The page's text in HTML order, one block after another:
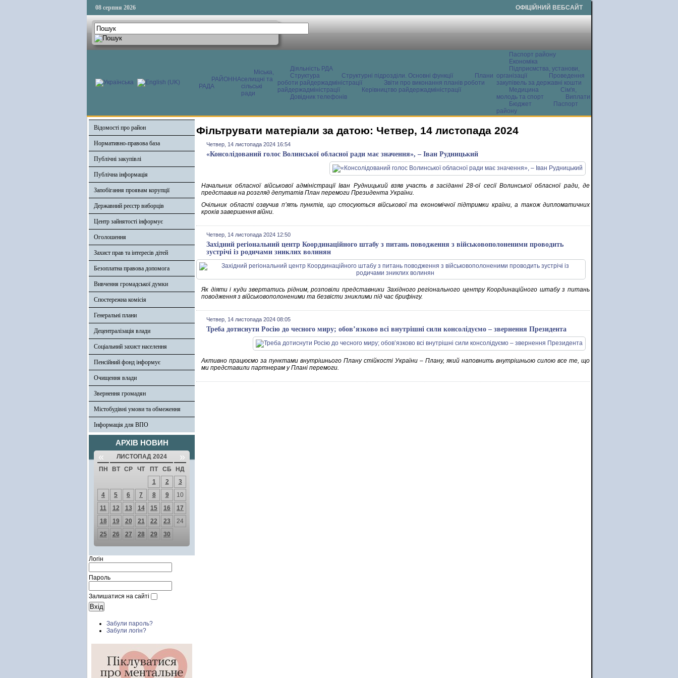
08 серпня 2026 ОФІЦІЙНИЙ ВЕБСАЙТ
РАЙОННА
РАДА
Міська,
селищні та
сільські
ради
Діяльність РДА
Структура
Структурні підрозділи. Основні функції
Плани
роботи райдержадміністрації
Звіти про виконання планів роботи
райдержадміністрації
Керівництво райдержадміністрації
Довідник телефонів
Паспорт району
Економіка
Підприємства, установи,
організації
Проведення
закупівель за державні кошти
Медицина
Сім'я,
молодь та спорт
Виплати
Бюджет
Паспорт
району
Відомості про район
Нормативно-правова база
Публічні закупівлі
Публічна інформація
Запобігання проявам корупції
Державний реєстр виборців
Центр зайнятості інформує
Оголошення
Захист прав та інтересів дітей
Безоплатна правова допомога
Вивчення громадської думки
Спостережна комісія
Генеральні плани
Децентралізація влади
Соціальний захист населення
Пенсійний фонд інформує
Очищення влади
Звернення громадян
Містобудівні умови та обмеження
Інформація для ВПО
АРХІВ НОВИН
« ЛИСТОПАД 2024 »
ПН ВТ СР ЧТ ПТ СБ
НД
1
2
3
4
5 6 7 8 9
10
11
12 13 14 15 16
17
18
19 20 21 22 23
24
25
26 27 28 29 30
Логін
Пароль
Залишатися на сайті
Забули пароль?
Забули логін?
Фільтрувати матеріали за датою: Четвер, 14 листопада 2024
Четвер, 14 листопада 2024 16:54
«Консолідований голос Волинської обласної ради має значення», – Іван Рудницький
Начальник обласної військової адміністрації Іван Рудницький взяв участь в засіданні 28-ої сесії Волинської обласної ради, де
представив на розгляд депутатів План перемоги Президента України.
Очільник області озвучив пʼять пунктів, що стосуються військової та економічної підтримки країни, а також дипломатичних
кроків завершення війни.
Четвер, 14 листопада 2024 12:50
Західний регіональний центр Координаційного штабу з питань поводження з військовополоненими проводить
зустрічі із родичами зниклих волинян
Як діяти і куди звертатись рідним, розповіли представники Західного регіонального центру Координаційного штабу з питань
поводження з військовополоненими та безвісти зниклими під час брифінгу.
Четвер, 14 листопада 2024 08:05
Треба дотиснути Росію до чесного миру; обов’язково всі внутрішні сили консолідуємо – звернення Президента
Активно працюємо за пунктами внутрішнього Плану стійкості України – Плану, який наповнить внутрішньою силою все те, що
ми представили партнерам у Плані перемоги.